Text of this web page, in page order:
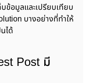
ข้อมูลและเปรียบเทียบ
บางอย่างที่ทำให้
ได้
Post มี